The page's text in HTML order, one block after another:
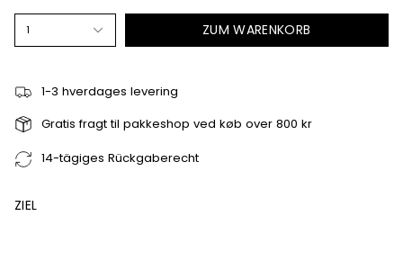
1 ZUM WARENKORB
1-3 hverdages levering
Gratis fragt til pakkeshop ved køb over 800 kr
14-tägiges Rückgaberecht
ZIEL